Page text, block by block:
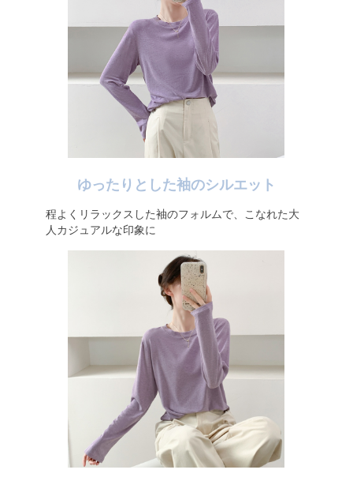
ゆったりとした袖のシルエット
程よくリラックスした袖のフォルムで、こなれた大
人カジュアルな印象に